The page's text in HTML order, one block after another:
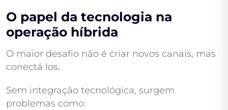
O papel da tecnologia na
operação híbrida
O maior desafio não é criar novos canais, mas
conectá los.
Sem integração tecnológica, surgem
problemas como: